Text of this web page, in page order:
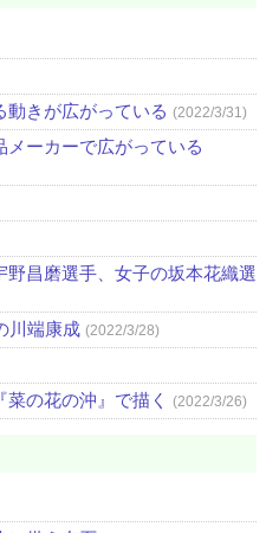
動きが広がっている (2022/3/31)
メーカーで広がっている
野昌磨選手、女子の坂本花織選
川端康成 (2022/3/28)
の花の沖』で描く (2022/3/26)